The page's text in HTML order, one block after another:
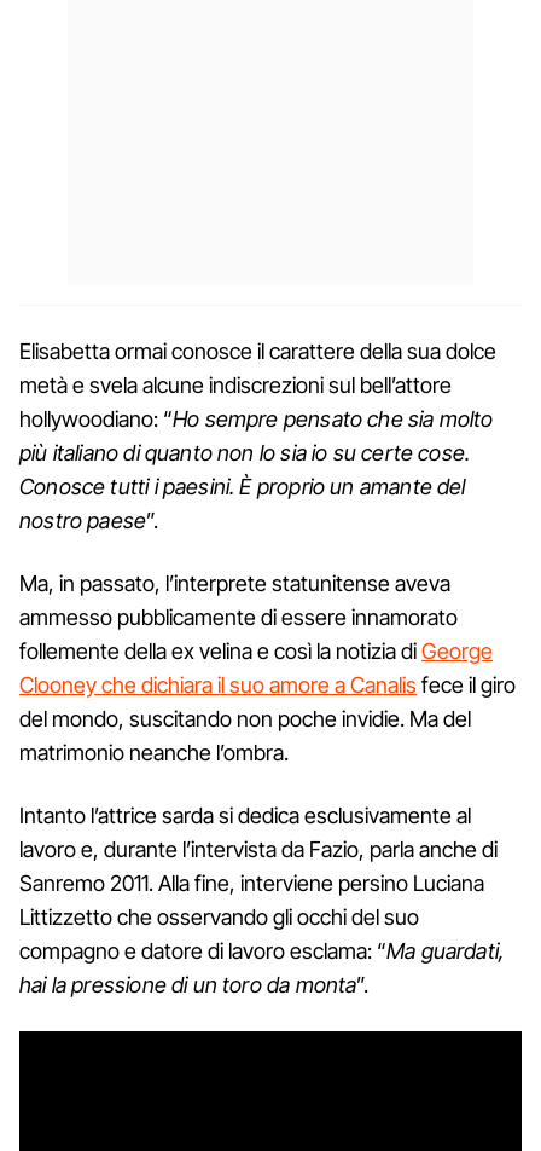
Elisabetta ormai conosce il carattere della sua dolce
metà e svela alcune indiscrezioni sul bell’attore
hollywoodiano: “Ho sempre pensato che sia molto
più italiano di quanto non lo sia io su certe cose.
Conosce tutti i paesini. È proprio un amante del
nostro paese”.
Ma, in passato, l’interprete statunitense aveva
ammesso pubblicamente di essere innamorato
follemente della ex velina e così la notizia diGeorge
Clooney che dichiara il suo amore a Canalis fece il giro
del mondo, suscitando non poche invidie. Ma del
matrimonio neanche l’ombra.
Intanto l’attrice sarda si dedica esclusivamente al
lavoro e, durante l’intervista da Fazio, parla anche di
Sanremo 2011. Alla fine, interviene persino Luciana
Littizzetto che osservando gli occhi del suo
compagno e datore di lavoro esclama: “Ma guardati,
hai la pressione di un toro da monta”.